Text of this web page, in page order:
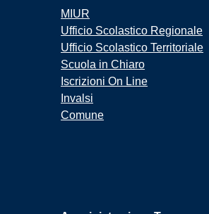
MIUR
Ufficio Scolastico Regionale
Ufficio Scolastico Territoriale
Scuola in Chiaro
Iscrizioni On Line
Invalsi
Comune